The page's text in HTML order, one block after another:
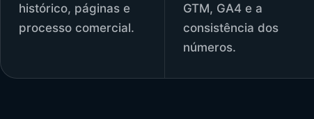
histórico, páginas e
processo comercial.
GTM, GA4 e a
consistência dos
números.